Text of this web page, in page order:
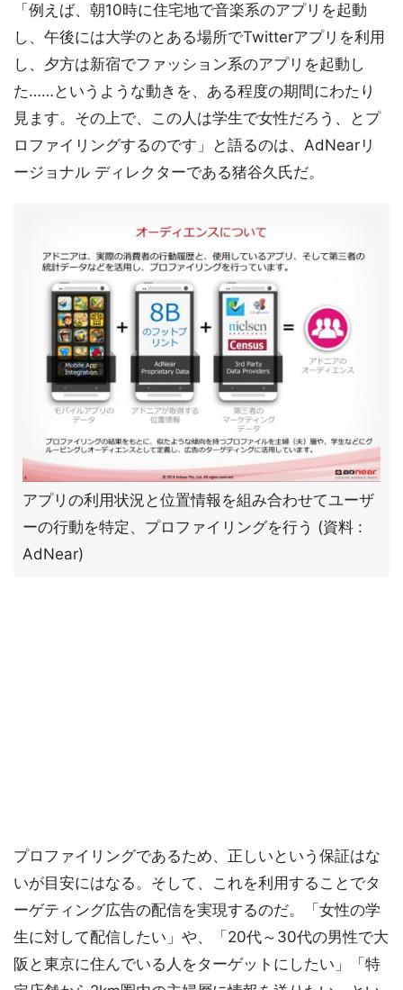
「例えば、朝10時に住宅地で音楽系のアプリを起動
し、午後には大学のとある場所でTwitterアプリを利用
し、夕方は新宿でファッション系のアプリを起動し
た……というような動きを、ある程度の期間にわたり
見ます。その上で、この人は学生で女性だろう、とプ
ロファイリングするのです」と語るのは、AdNearリ
ージョナル ディレクターである猪谷久氏だ。
アプリの利用状況と位置情報を組み合わせてユーザ
ーの行動を特定、プロファイリングを行う (資料 :
AdNear)
プロファイリングであるため、正しいという保証はな
いが目安にはなる。そして、これを利用することでタ
ーゲティング広告の配信を実現するのだ。「女性の学
生に対して配信したい」や、「20代～30代の男性で大
阪と東京に住んでいる人をターゲットにしたい」「特